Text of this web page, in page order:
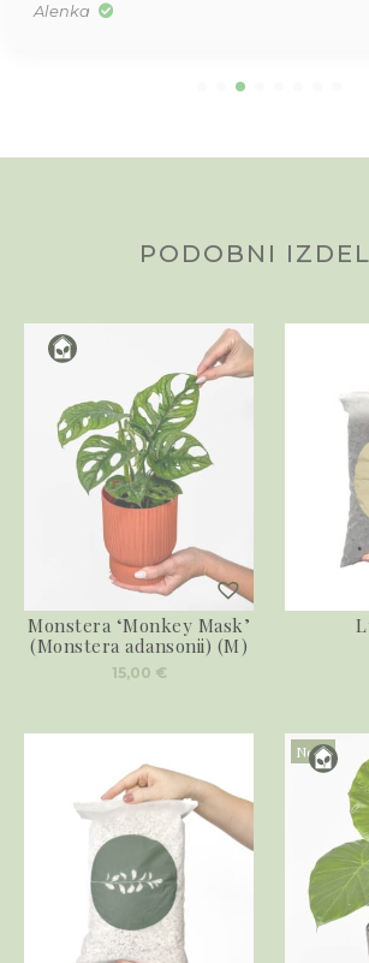
Alenka
PODOBNI
Monstera ‘Monkey Mask’
(Monstera adansonii) (M)
15,00 €
Novo